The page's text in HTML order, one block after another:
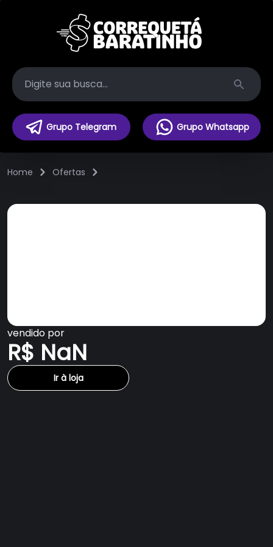
Search
Grupo Telegram Grupo Whatsapp
Home Ofertas
vendido por
R$ NaN
Ir à loja